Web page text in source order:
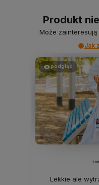
Produkt
Może
Jak
podgląd
Lekkie ale